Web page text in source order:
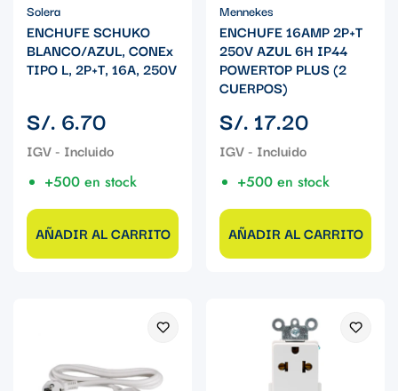
Solera
ENCHUFE SCHUKO
BLANCO/AZUL, CONEx
TIPO L, 2P+T, 16A, 250V
Precio
regular
S/. 6.70
+500 en stock
AÑADIR AL CARRITO
Mennekes
ENCHUFE 16AMP 2P+T
250V AZUL 6H IP44
POWERTOP PLUS (2
CUERPOS)
Precio
regular
S/. 17.20
+500 en stock
AÑADIR AL CARRITO